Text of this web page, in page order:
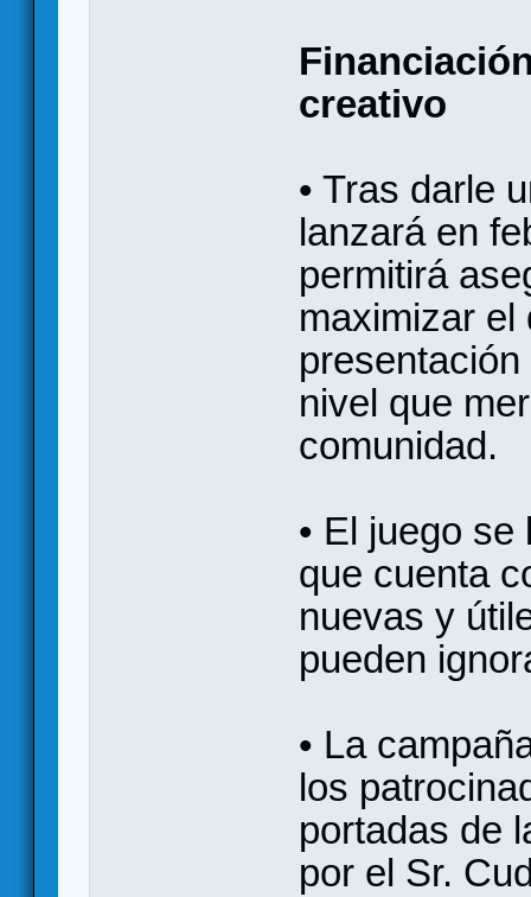
creativo
• Tras darle
lanzará en
permitirá
maximizar el
nivel que
comunidad.
• El juego
que cuenta
nuevas y
pueden
• La
los
portadas de
por el Sr.